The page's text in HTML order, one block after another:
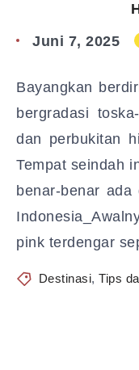
Juni 7, 2025
Bayangkan
bergradasi
dan perbukitan
Tempat seindah
benar-benar
pink terdengar
Destinasi, Tips